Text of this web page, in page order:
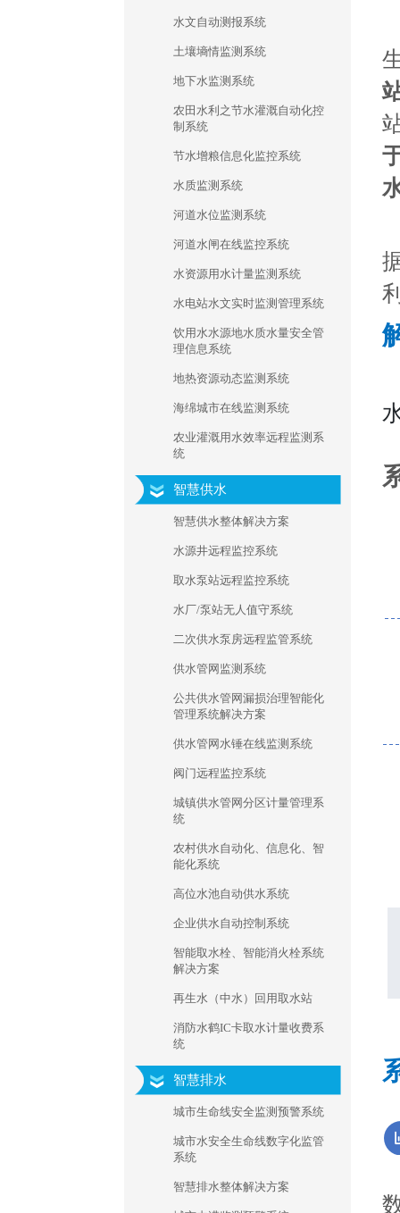
水文自动测报系统
土壤墒情监测系统
地下水监测系统
农田水利之节水灌溉自动化控
制系统
节水增粮信息化监控系统
水质监测系统
河道水位监测系统
河道水闸在线监控系统
水资源用水计量监测系统
水电站水文实时监测管理系统
饮用水水源地水质水量安全管
理信息系统
地热资源动态监测系统
海绵城市在线监测系统
农业灌溉用水效率远程监测系
统
智慧供水
智慧供水整体解决方案
水源井远程监控系统
取水泵站远程监控系统
水厂/泵站无人值守系统
二次供水泵房远程监管系统
供水管网监测系统
公共供水管网漏损治理智能化
管理系统解决方案
供水管网水锤在线监测系统
阀门远程监控系统
城镇供水管网分区计量管理系
统
农村供水自动化、信息化、智
能化系统
高位水池自动供水系统
企业供水自动控制系统
智能取水栓、智能消火栓系统
解决方案
再生水（中水）回用取水站
消防水鹤IC卡取水计量收费系
统
智慧排水
城市生命线安全监测预警系统
城市水安全生命线数字化监管
系统
智慧排水整体解决方案